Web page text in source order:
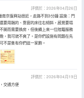
評價於：2026年04月26日
京復興站很近，走路不到3分鐘 設施：門
要用踹的、靠窗的床往右傾斜，感覺要塌
開而需要換房，但後續上來一位陸籍服務
，我可就不爽了。是你們設施有問題在先
不是隻有你們這一家齁。
評價於：2026年04月19日
交通方便